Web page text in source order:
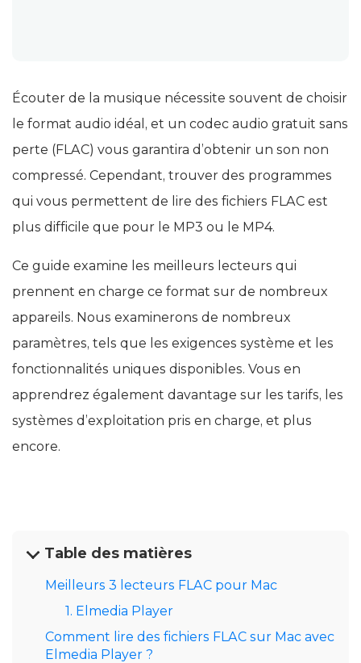
Écouter de la musique nécessite souvent de choisir
le format audio idéal, et un codec audio gratuit sans
perte (FLAC) vous garantira d’obtenir un son non
compressé. Cependant, trouver des programmes
qui vous permettent de lire des fichiers FLAC est
plus difficile que pour le MP3 ou le MP4.
Ce guide examine les meilleurs lecteurs qui
prennent en charge ce format sur de nombreux
appareils. Nous examinerons de nombreux
paramètres, tels que les exigences système et les
fonctionnalités uniques disponibles. Vous en
apprendrez également davantage sur les tarifs, les
systèmes d’exploitation pris en charge, et plus
encore.
Table des matières
Meilleurs 3 lecteurs FLAC pour Mac
1. Elmedia Player
Comment lire des fichiers FLAC sur Mac avec
Elmedia Player ?